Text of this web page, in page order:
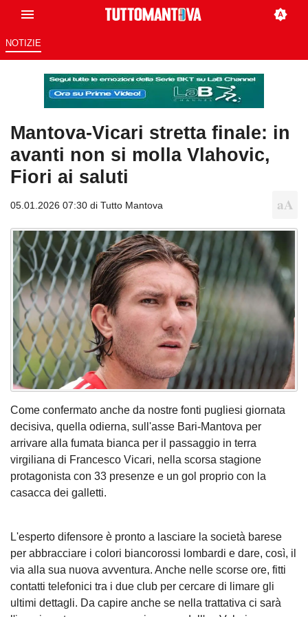
NOTIZIE
Mantova-Vicari stretta finale: in
avanti non si molla Vlahovic,
Fiori ai saluti
05.01.2026 07:30 di Tutto Mantova
Come confermato anche da nostre fonti pugliesi giornata
decisiva, quella odierna, sull'asse Bari-Mantova per
arrivare alla fumata bianca per il passaggio in terra
virgiliana di Francesco Vicari, nella scorsa stagione
protagonista con 33 presenze e un gol proprio con la
casacca dei galletti.
L'esperto difensore è pronto a lasciare la società barese
per abbracciare i colori biancorossi lombardi e dare, così, il
via alla sua nuova avventura. Anche nelle scorse ore, fitti
contatti telefonici tra i due club per cercare di limare gli
ultimi dettagli. Da capire anche se nella trattativa ci sarà